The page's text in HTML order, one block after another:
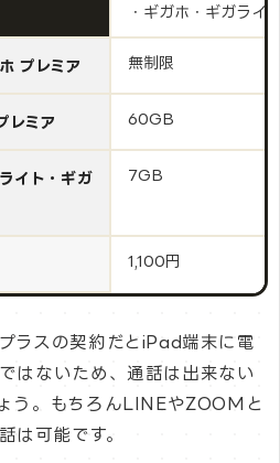
・ギガホ・ギガライ
プレミア 無制限
レミア 60GB
イト・ギガ
7GB
1,100円
ラスの契約だとiPad端末に電
はないため、通話は出来ない
う。もちろんLINEやZOOMと
は可能です。